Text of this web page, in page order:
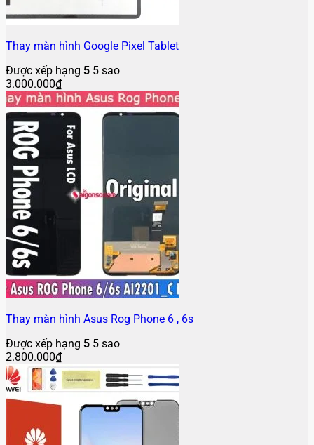
Thay màn hình Google Pixel Tablet
Được xếp hạng 5 5 sao
3.000.000₫
Thay màn hình Asus Rog Phone 6 , 6s
Được xếp hạng 5 5 sao
2.800.000₫